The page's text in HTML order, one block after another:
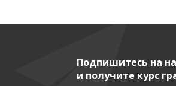
Подпишитесь на
и получите курс